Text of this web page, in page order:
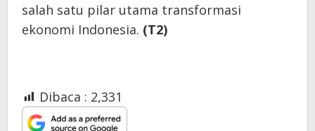
salah satu pilar utama transformasi
ekonomi Indonesia. (T2)
Dibaca : 2,331